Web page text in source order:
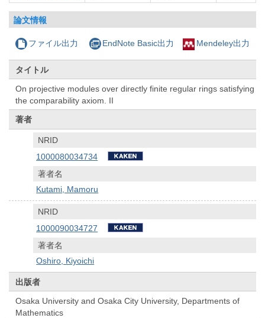
論文情報
ファイル出力 EndNote Basic出力 Mendeley出力
タイトル
On projective modules over directly finite regular rings satisfying
the comparability axiom. II
著者
NRID
1000080034734
著者名
Kutami, Mamoru
NRID
1000090034727
著者名
Oshiro, Kiyoichi
出版者
Osaka University and Osaka City University, Departments of
Mathematics